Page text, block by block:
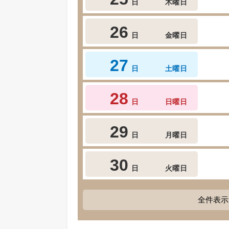
日 木曜日
26 日 金曜日
27 日 土曜日
28 日 日曜日
29 日 月曜日
30 日 火曜日
全件表示